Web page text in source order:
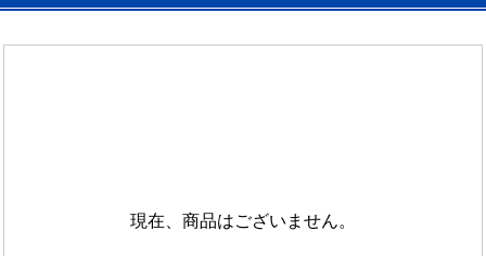
現在、商品はございません。